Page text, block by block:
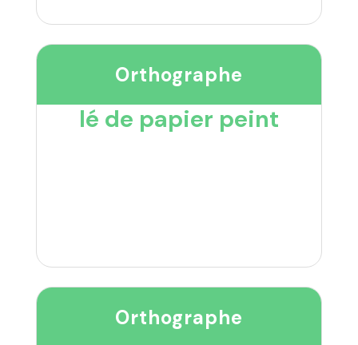
Orthographe
lé de papier peint
Orthographe